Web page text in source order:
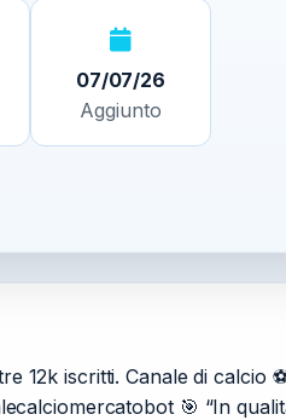
07/07/26
Aggiunto
12k iscritti. Canale di calcio
🎯 “In